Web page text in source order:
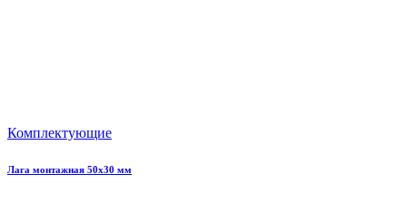
Комплектующие
Лага монтажная 50х30 мм